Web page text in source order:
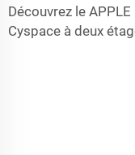
Découvrez le APPLE
Cyspace à deux